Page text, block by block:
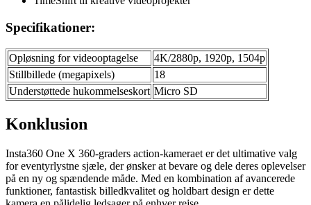
Specifikationer:
Opløsning for videooptagelse
4K/2880p, 1920p, 1504p
Stillbillede (megapixels)
18
Understøttede hukommelseskort Micro SD
Konklusion
Insta360 One X 360-graders action-kameraet er det ultimative valg
for eventyrlystne sjæle, der ønsker at bevare og dele deres oplevelser
på en ny og spændende måde. Med en kombination af avancerede
funktioner, fantastisk billedkvalitet og holdbart design er dette